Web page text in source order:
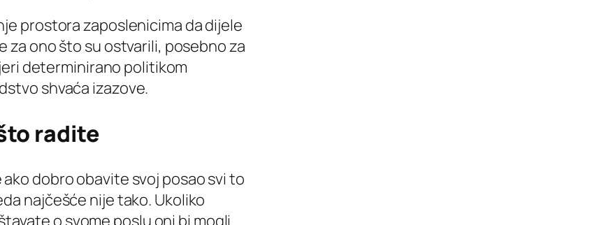
prostora zaposlenicima da dijele
ono što su ostvarili, posebno za
determinirano politikom
shvaća izazove.
radite
dobro obavite svoj posao svi to
najčešće nije tako. Ukoliko
o svome poslu oni bi mogli